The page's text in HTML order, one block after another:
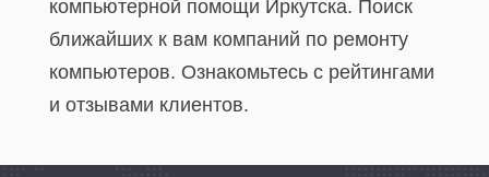
компьютерной помощи Иркутска. Поиск
ближайших к вам компаний по ремонту
компьютеров. Ознакомьтесь с рейтингами
и отзывами клиентов.